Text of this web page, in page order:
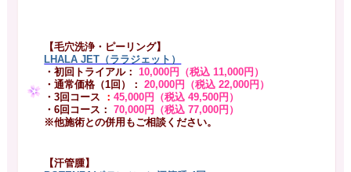
【毛穴洗浄・ピーリング】
LHALA JET（ララジェット）
・初回トライアル： 10,000円（税込 11,000円）
・通常価格（1回）：
20,000円（税込 22,000円）
・3回コース ：45,000円（税込 49,500円）
・6回コース：
70,000円（税込 77,000円）
※他施術との併用もご相談ください。
【汗管腫】